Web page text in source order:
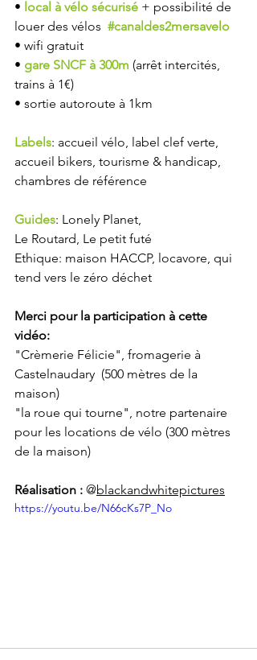
• local à vélo sécurisé + possibilité de
louer des vélos #canaldes2mersavelo
• wifi gratuit
• gare SNCF à 300m (arrêt intercités,
trains à 1€)
• sortie autoroute à 1km
Labels: accueil vélo, label clef verte,
accueil bikers, tourisme & handicap,
chambres de référence
Guides: Lonely Planet,
Le Routard, Le petit futé
Ethique: maison HACCP, locavore, qui
tend vers le zéro déchet
Merci pour la participation à cette
vidéo:
"Crèmerie Félicie", fromagerie à
Castelnaudary  (500 mètres de la
maison)
"la roue qui tourne", notre partenaire
pour les locations de vélo (300 mètres
de la maison)
Réalisation : @blackandwhitepictures
https://youtu.be/N66cKs7P_No